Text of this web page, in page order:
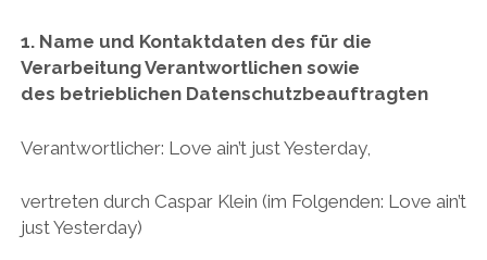
1. Name und Kontaktdaten des für die
Verarbeitung Verantwortlichen sowie
des betrieblichen Datenschutzbeauftragten
Verantwortlicher: Love ain’t just Yesterday,
vertreten durch Caspar Klein (im Folgenden: Love ain’t
just Yesterday)